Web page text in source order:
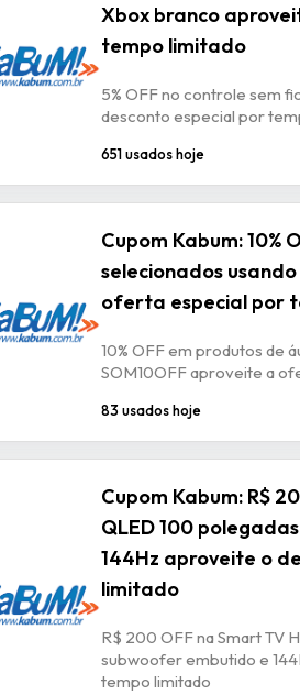
Xbox branco
tempo limitado
5% OFF no controle sem
desconto especial por
651 usados hoje
Cupom Kabum: 10%
selecionados
oferta especial por
10% OFF em produtos de
SOM10OFF aproveite a
83 usados hoje
Cupom Kabum: R$
QLED 100
144Hz aproveite o
limitado
R$ 200 OFF na Smart TV
subwoofer embutido e
tempo limitado